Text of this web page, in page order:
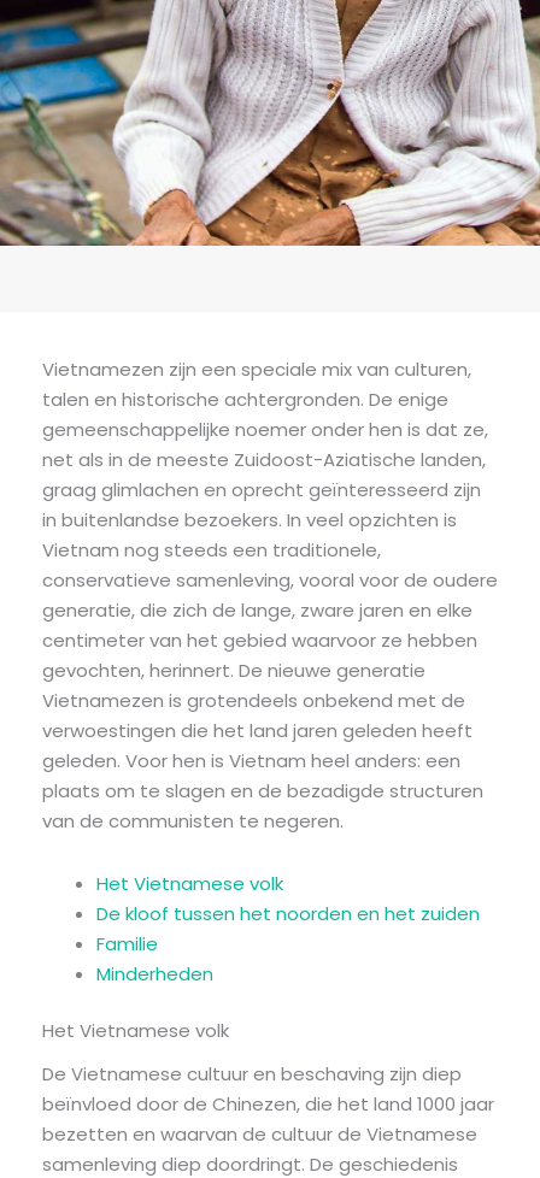
Vietnamezen zijn een speciale mix van culturen,
talen en historische achtergronden. De enige
gemeenschappelijke noemer onder hen is dat ze,
net als in de meeste Zuidoost-Aziatische landen,
graag glimlachen en oprecht geïnteresseerd zijn
in buitenlandse bezoekers. In veel opzichten is
Vietnam nog steeds een traditionele,
conservatieve samenleving, vooral voor de oudere
generatie, die zich de lange, zware jaren en elke
centimeter van het gebied waarvoor ze hebben
gevochten, herinnert. De nieuwe generatie
Vietnamezen is grotendeels onbekend met de
verwoestingen die het land jaren geleden heeft
geleden. Voor hen is Vietnam heel anders: een
plaats om te slagen en de bezadigde structuren
van de communisten te negeren.
Het Vietnamese volk
De kloof tussen het noorden en het zuiden
Familie
Minderheden
Het Vietnamese volk
De Vietnamese cultuur en beschaving zijn diep
beïnvloed door de Chinezen, die het land 1000 jaar
bezetten en waarvan de cultuur de Vietnamese
samenleving diep doordringt. De geschiedenis